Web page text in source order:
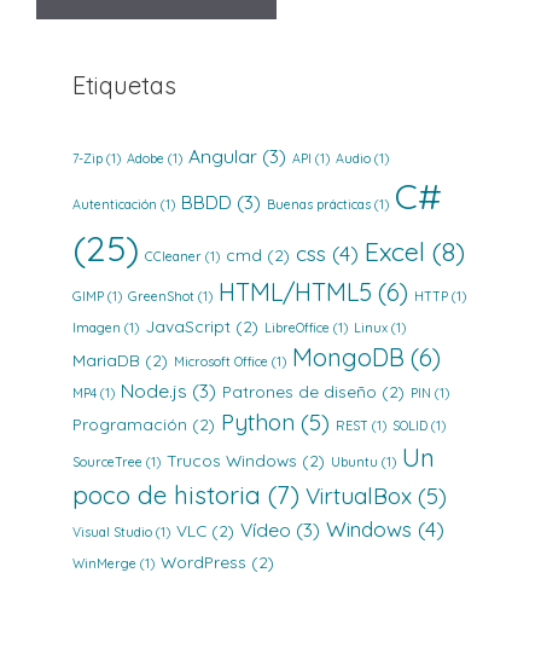
Etiquetas
7-Zip (1) Adobe (1) Angular (3) API (1) Audio (1)
Autenticación (1) BBDD (3) Buenas prácticas (1) C#
(25) CCleaner (1) cmd (2) css (4) Excel (8)
GIMP (1) GreenShot (1) HTML/HTML5 (6) HTTP (1)
Imagen (1) JavaScript (2) LibreOffice (1) Linux (1)
MariaDB (2) Microsoft Office (1) MongoDB (6)
MP4 (1) Node.js (3) Patrones de diseño (2) PIN (1)
Programación (2) Python (5) REST (1) SOLID (1)
SourceTree (1) Trucos Windows (2) Ubuntu (1) Un
poco de historia (7) VirtualBox (5)
Visual Studio (1) VLC (2) Vídeo (3) Windows (4)
WinMerge (1) WordPress (2)